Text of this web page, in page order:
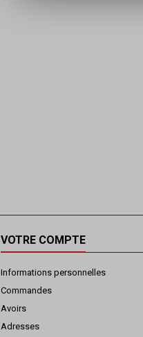
VOTRE COMPTE
Informations personnelles
Commandes
Avoirs
Adresses